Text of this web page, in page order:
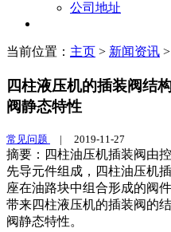
公司地址
当前位置： 主页 > 新闻资讯 >
四柱液压机的插装阀结
阀静态特性
常见问题 | 2019-11-27
摘要：四柱油压机插装阀由
先导元件组成，四柱油压机
座在油路块中组合形成的阀
带来四柱液压机的插装阀的
阀静态特性。